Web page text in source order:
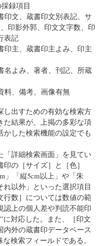
録項目
印文、蔵書印文別表記、サ
印影外郭、印文文字数、印
表記
印主、蔵書印主よみ、印主
名よみ、著者、刊記、所蔵
料、備考、画像有無
出すための有効な検索方
た結果が、上掲の多彩な項
かした検索機能の設定でも
詳細検索画面」を見てい
の［サイズ］と［色］
」「縦5cm以上」や「朱
以外」といった選択項目
行数］については数値の範
認上の個人差や判読不能印
に対応した。また、［印文
外の蔵書印データベース
検索フィールドである。